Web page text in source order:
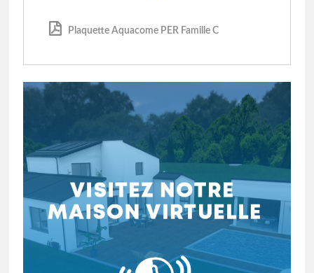
Plaquette Aquacome PER Famille C